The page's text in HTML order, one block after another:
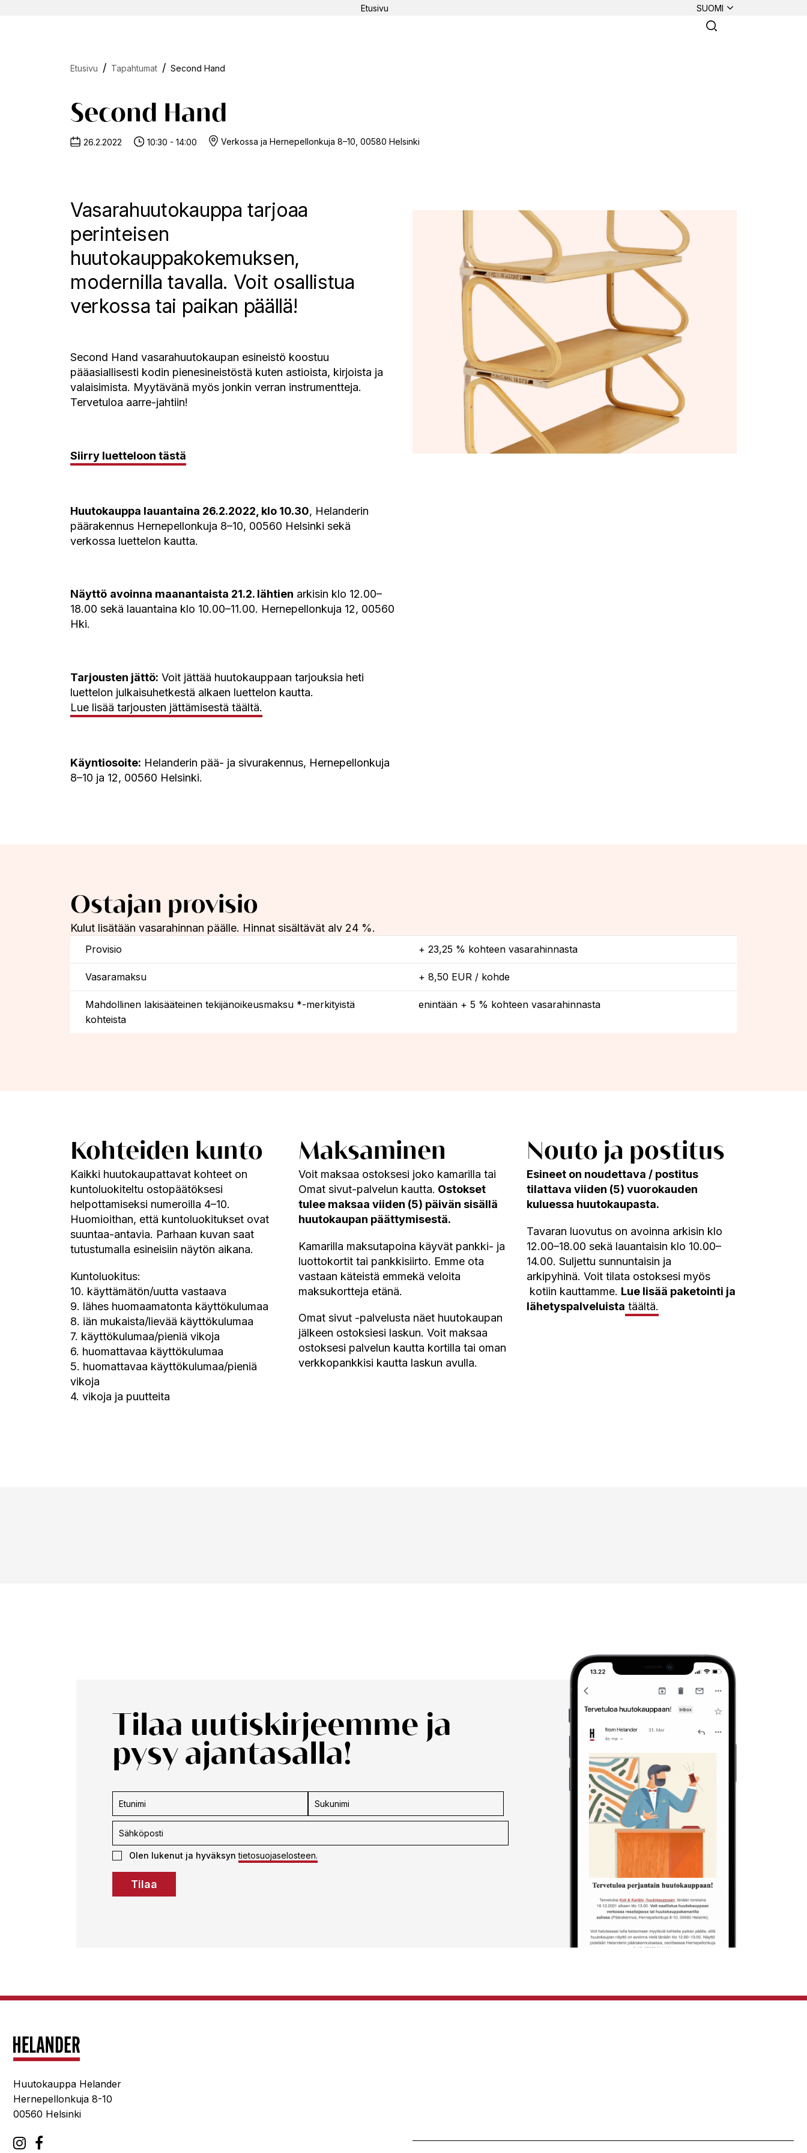
Etusivu SUOMI
Etusivu Tapahtumat Second Hand
Second Hand
26.2.2022 10:30 - 14:00 Verkossa ja Hernepellonkuja 8–10, 00580 Helsinki
Vasarahuutokauppa tarjoaa
perinteisen
huutokauppakokemuksen,
modernilla tavalla. Voit osallistua
verkossa tai paikan päällä!
Second Hand vasarahuutokaupan esineistö koostuu
pääasiallisesti kodin pienesineistöstä kuten astioista, kirjoista ja
valaisimista. Myytävänä myös jonkin verran instrumentteja.
Tervetuloa aarre-jahtiin!
Siirry luetteloon tästä
Huutokauppa lauantaina 26.2.2022, klo 10.30, Helanderin
päärakennus Hernepellonkuja 8–10, 00560 Helsinki sekä
verkossa luettelon kautta.
Näyttö avoinna maanantaista 21.2. lähtien arkisin klo 12.00–
18.00 sekä lauantaina klo 10.00–11.00. Hernepellonkuja 12, 00560
Hki.
Tarjousten jättö: Voit jättää huutokauppaan tarjouksia heti
luettelon julkaisuhetkestä alkaen luettelon kautta.
Lue lisää tarjousten jättämisestä täältä.
Käyntiosoite: Helanderin pää- ja sivurakennus, Hernepellonkuja
8–10 ja 12, 00560 Helsinki.
Ostajan provisio
Kulut lisätään vasarahinnan päälle. Hinnat sisältävät alv 24 %.
Provisio + 23,25 % kohteen vasarahinnasta
Vasaramaksu + 8,50 EUR / kohde
Mahdollinen lakisääteinen tekijänoikeusmaksu *-merkityistä
kohteista
enintään + 5 % kohteen vasarahinnasta
Kohteiden kunto
Kaikki huutokaupattavat kohteet on
kuntoluokiteltu ostopäätöksesi
helpottamiseksi numeroilla 4–10.
Huomioithan, että kuntoluokitukset ovat
suuntaa-antavia. Parhaan kuvan saat
tutustumalla esineisiin näytön aikana.
Kuntoluokitus:
10. käyttämätön/uutta vastaava
9. lähes huomaamatonta käyttökulumaa
8. iän mukaista/lievää käyttökulumaa
7. käyttökulumaa/pieniä vikoja
6. huomattavaa käyttökulumaa
5. huomattavaa käyttökulumaa/pieniä
vikoja
4. vikoja ja puutteita
Maksaminen
Voit maksaa ostoksesi joko kamarilla tai
Omat sivut-palvelun kautta. Ostokset
tulee maksaa viiden (5) päivän sisällä
huutokaupan päättymisestä.
Kamarilla maksutapoina käyvät pankki- ja
luottokortit tai pankkisiirto. Emme ota
vastaan käteistä emmekä veloita
maksukortteja etänä.
Omat sivut -palvelusta näet huutokaupan
jälkeen ostoksiesi laskun. Voit maksaa
ostoksesi palvelun kautta kortilla tai oman
verkkopankkisi kautta laskun avulla.
Nouto ja postitus
Esineet on noudettava / postitus
tilattava viiden (5) vuorokauden
kuluessa huutokaupasta.
Tavaran luovutus on avoinna arkisin klo
12.00–18.00 sekä lauantaisin klo 10.00–
14.00. Suljettu sunnuntaisin ja
arkipyhinä. Voit tilata ostoksesi myös
kotiin kauttamme. Lue lisää paketointi ja
lähetyspalveluista täältä.
Tilaa uutiskirjeemme ja
pysy ajantasalla!
Uutiskirjeen
tilaus
Olen lukenut ja hyväksyntietosuojaselosteen.
Tilaa
Huutokauppa Helander
Hernepellonkuja 8-10
00560 Helsinki